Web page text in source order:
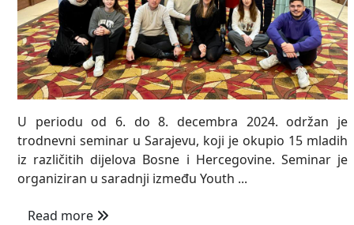
U periodu od 6. do 8. decembra 2024. održan je
trodnevni seminar u Sarajevu, koji je okupio 15 mladih
iz različitih dijelova Bosne i Hercegovine. Seminar je
organiziran u saradnji između Youth ...
Read more